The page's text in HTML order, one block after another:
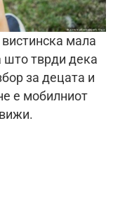
мала
што тврди дека
за децата и
е мобилниот